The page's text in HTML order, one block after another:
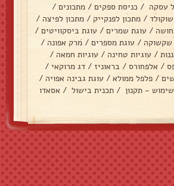
עסקה / כניסת ספקים / מתכונים /
/ מתכון לפנקייק / מתכון לפיצה /
/ עוגת שמרים / עוגת ביסקוויטים /
שקשוקה / עוגת מספרים / מרק אפונה /
/ עוגיות טחינה / עוגיות חמאה /
/ אלפחורס / בראוניז / דג מרוקאי /
/ פלפל ממולא / עוגת גבינה אפויה /
- תקנון / תכנית בישול / אסאדו